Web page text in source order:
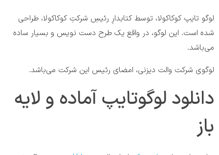
لوگو تایپ کوکاکولا، توسط کتابدارِ رئیسِ شرکتِ کوکاکولا، طراحی
شده است. این لوگو، در واقع یک طرح دست نویس و بسیار ساده
می‌باشد.
لوگوی شرکت والت دیزنی، امضای رئیس این شرکت می‌باشد.
دانلود لوگوتایپ آماده و لایه
باز